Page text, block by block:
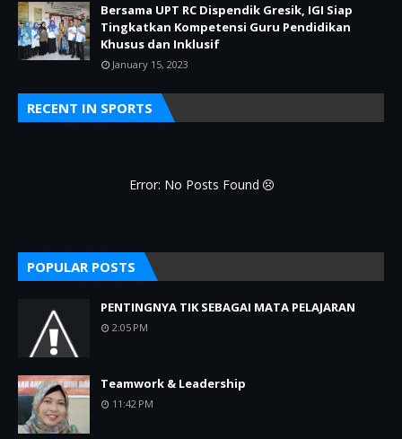
Bersama UPT RC Dispendik Gresik, IGI Siap
Tingkatkan Kompetensi Guru Pendidikan
Khusus dan Inklusif
January 15, 2023
RECENT IN SPORTS
Error: No Posts Found
POPULAR POSTS
PENTINGNYA TIK SEBAGAI MATA PELAJARAN
2:05 PM
Teamwork & Leadership
11:42 PM